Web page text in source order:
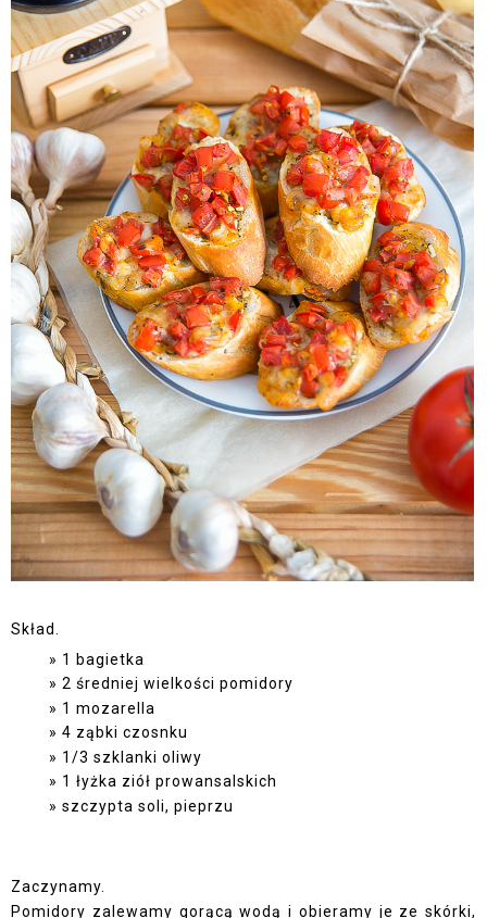
Skład.
1 bagietka
2 średniej wielkości pomidory
1 mozarella
4 ząbki czosnku
1/3 szklanki oliwy
1 łyżka ziół prowansalskich
szczypta soli, pieprzu
Zaczynamy.
Pomidory zalewamy gorącą wodą i obieramy je ze skórki,